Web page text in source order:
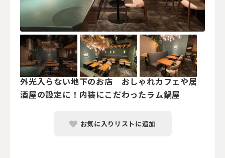
外光入らない地下のお店 おしゃれカフェや居
酒屋の設定に！内装にこだわったラム鍋屋
お気に入りリストに追加